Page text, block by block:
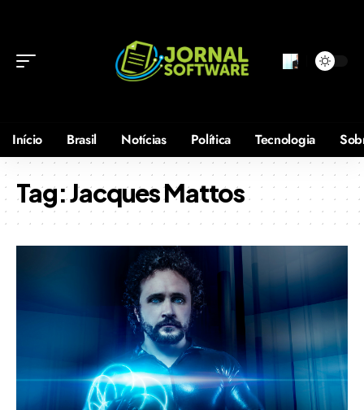
Início Brasil Notícias Política Tecnologia
Tag:Jacques Mattos